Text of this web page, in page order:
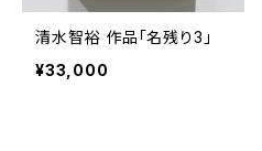
清水智裕 作品「名残り3」
¥33,000